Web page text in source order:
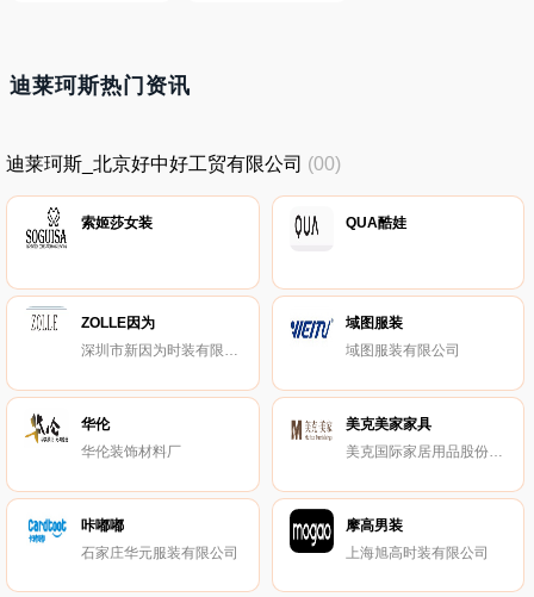
迪莱珂斯热门资讯
迪莱珂斯_北京好中好工贸有限公司 (00)
索姬莎女装 QUA酷娃
ZOLLE因为
深圳市新因为时装有限公司
域图服装
域图服装有限公司
华伦
华伦装饰材料厂
美克美家家具
美克国际家居用品股份有限公司
咔嘟嘟
石家庄华元服装有限公司
摩高男装
上海旭高时装有限公司